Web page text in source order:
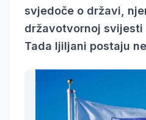
svjedoče o državi,
državotvornoj svijesti
Tada ljiljani postaju